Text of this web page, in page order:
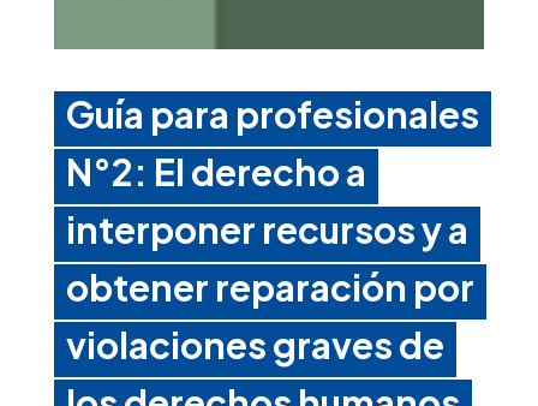
Guía para profesionales
N°2: El derecho a
interponer recursos y a
obtener reparación por
violaciones graves de